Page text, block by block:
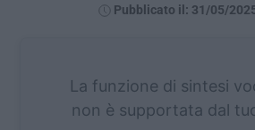
Pubblicato il: 31/05/
La funzione di sintesi
non è supportata dal